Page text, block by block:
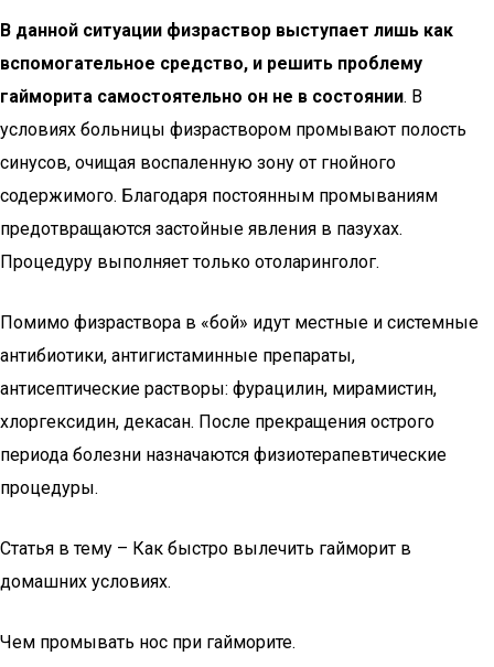
В данной ситуации физраствор выступает лишь как
вспомогательное средство, и решить проблему
гайморита самостоятельно он не в состоянии. В
условиях больницы физраствором промывают полость
синусов, очищая воспаленную зону от гнойного
содержимого. Благодаря постоянным промываниям
предотвращаются застойные явления в пазухах.
Процедуру выполняет только отоларинголог.
Помимо физраствора в «бой» идут местные и системные
антибиотики, антигистаминные препараты,
антисептические растворы: фурацилин, мирамистин,
хлоргексидин, декасан. После прекращения острого
периода болезни назначаются физиотерапевтические
процедуры.
Статья в тему – Как быстро вылечить гайморит в
домашних условиях.
Чем промывать нос при гайморите.